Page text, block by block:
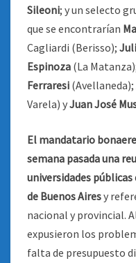
Sileoni; y un selecto
que se encontrarían
Cagliardi (Berisso);
Espinoza (La
Ferraresi (Avellaneda);
Varela) yJuan José
El mandatario
semana pasada una
universidades
de Buenos Airesy
nacional y provincial.
expusieron los
falta de presupuesto